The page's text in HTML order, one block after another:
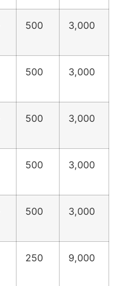
500 3,000
500 3,000
500 3,000
500 3,000
500 3,000
250 9,000